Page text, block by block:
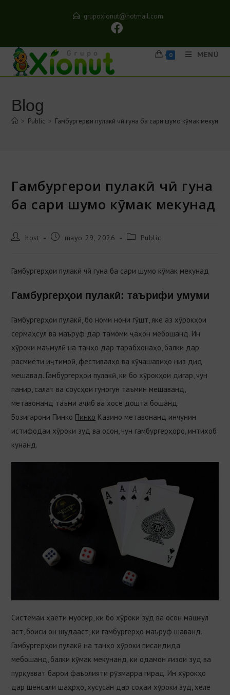
grupoxionut@hotmail.com
0 MENÚ
Blog
> Public > Гамбургерҳои пулакӣ чӣ гуна ба сари шумо кӯмак мекунад
Гамбургерҳои пулакӣ чӣ гуна
ба сари шумо кӯмак мекунад
host mayo 29, 2026 Public
Гамбургерҳои пулакӣ чӣ гуна ба сари шумо кӯмак мекунад
Гамбургерҳои пулакӣ: таърифи умуми
Гамбургерҳои пулакӣ, бо номи нони гӯшт, яке аз хӯрокҳои
сермаҳсул ва маъруф дар тамоми ҷаҳон мебошанд. Ин
хӯроки маъмулӣ на танҳо дар тарабхонаҳо, балки дар
расмиёти иҷтимоӣ, фестивалҳо ва кӯчашавиҳо низ дид
мешавад. Гамбургерҳои пулакӣ, ки бо хӯрокҳои дигар, чун
панир, салат ва соусҳои гуногун таъмин мешаванд,
метавонанд таъми аҷиб ва хосе дошта бошанд.
Бозигарони Пинко Пинко Казино метавонанд инчунин
истифодаи хӯроки зуд ва осон, чун гамбургерҳоро, интихоб
кунанд.
Системаи ҳаёти муосир, ки бо хӯроки зуд ва осон машғул
аст, боиси он шудааст, ки гамбургерҳо маъруф шаванд.
Гамбургерҳои пулакӣ на танҳо хӯроки писандида
мебошанд, балки кӯмак мекунанд, ки одамон ғизои зуд ва
пурқувват барои фаъолияти рӯзмарра гирад. Ин хӯрокҳо
дар шенсали шаҳрҳо, хусусан дар соҳаи хӯроки зуд, хеле